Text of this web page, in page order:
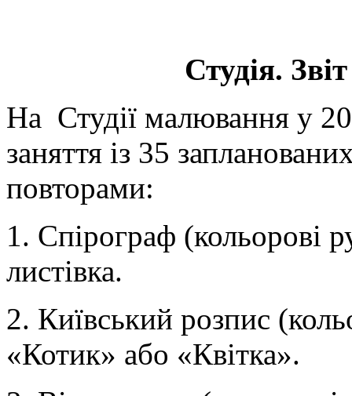
Студія.
На Студії малювання у
заняття із 35
повторами:
1. Спірограф (кольорові
листівка.
2. Київський розпис
«Котик» або «Квітка».